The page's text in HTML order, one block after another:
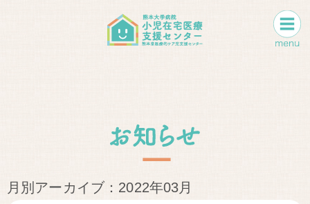
月別アーカイブ：2022年03月